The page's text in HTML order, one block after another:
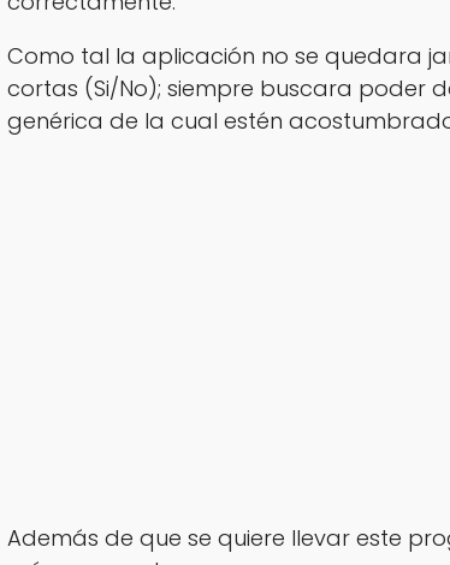
Como tal la aplicación no se quedara
cortas (Si/No); siempre buscara poder
genérica de la cual estén
Además de que se quiere llevar este